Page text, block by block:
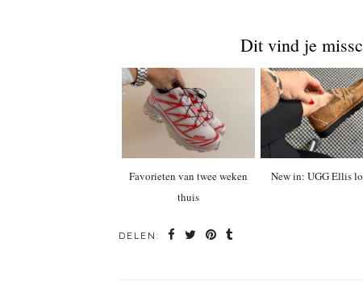
Dit vind je
Favorieten van twee weken
thuis
New in: UGG Ellis
DELEN: